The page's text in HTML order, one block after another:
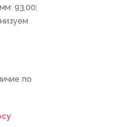
93,00;
по